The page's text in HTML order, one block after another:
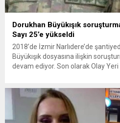
Dorukhan Büyükışık
Sayı 25’e yükseldi
2018’de İzmir Narlıdere’de
Büyükışık dosyasına ilişkin
devam ediyor. Son olarak Olay
bulunan Dorukhan Büyükışık’a
soruşturmada tutuklamalar